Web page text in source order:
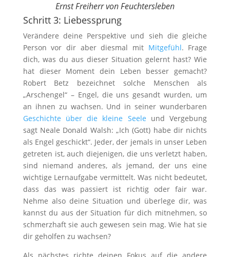
Ernst Freiherr von Feuchtersleben
Schritt 3: Liebessprung
Verändere deine Perspektive und sieh die gleiche
Person vor dir aber diesmal mit Mitgefühl. Frage
dich, was du aus dieser Situation gelernt hast? Wie
hat dieser Moment dein Leben besser gemacht?
Robert Betz bezeichnet solche Menschen als
„Arschengel“ – Engel, die uns gesandt wurden, um
an ihnen zu wachsen. Und in seiner wunderbaren
Geschichte über die kleine Seele und Vergebung
sagt Neale Donald Walsh: „Ich (Gott) habe dir nichts
als Engel geschickt“. Jeder, der jemals in unser Leben
getreten ist, auch diejenigen, die uns verletzt haben,
sind niemand anderes, als jemand, der uns eine
wichtige Lernaufgabe vermittelt. Was nicht bedeutet,
dass das was passiert ist richtig oder fair war.
Nehme also deine Situation und überlege dir, was
kannst du aus der Situation für dich mitnehmen, so
schmerzhaft sie auch gewesen sein mag. Wie hat sie
dir geholfen zu wachsen?